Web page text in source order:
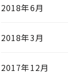
2018年6月
2018年3月
2017年12月